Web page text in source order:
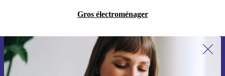
Gros électroménager
Recevoir offres et infos de refurbed
par mail